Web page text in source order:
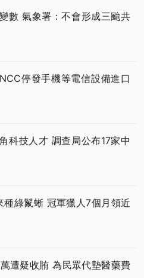
數 氣象署：不會形成三颱共
停發手機等電信設備進口
科技人才 調查局公布17家中
種綠鬣蜥 冠軍獵人7個月領近
遭疑收賄 為民眾代墊醫藥費